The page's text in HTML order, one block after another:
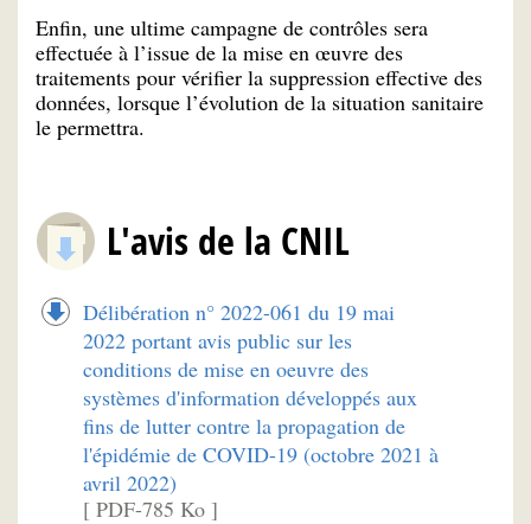
Enfin, une ultime campagne de contrôles sera
effectuée à l’issue de la mise en œuvre des
traitements pour vérifier la suppression effective des
données, lorsque l’évolution de la situation sanitaire
le permettra.
L'avis de la CNIL
Délibération n° 2022-061 du 19 mai
2022 portant avis public sur les
conditions de mise en oeuvre des
systèmes d'information développés aux
fins de lutter contre la propagation de
l'épidémie de COVID-19 (octobre 2021 à
avril 2022)
[ PDF-785 Ko ]